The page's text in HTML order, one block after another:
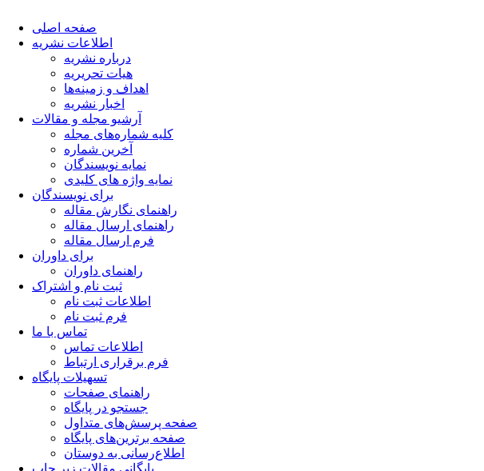
صفحه اصلی
اطلاعات نشریه
درباره نشریه
هیات تحریریه
اهداف و زمینه‌ها
اخبار نشریه
آرشیو مجله و مقالات
کلیه شماره‌های مجله
آخرین شماره
نمایه نویسندگان
نمایه واژه های کلیدی
برای نویسندگان
راهنمای نگارش مقاله
راهنمای ارسال مقاله
فرم ارسال مقاله
برای داوران
راهنمای داوران
ثبت نام و اشتراک
اطلاعات ثبت نام
فرم ثبت نام
تماس با ما
اطلاعات تماس
فرم برقراری ارتباط
تسهیلات پایگاه
راهنمای صفحات
جستجو در پایگاه
صفحه پرسش‌های متداول
صفحه برترین‌های پایگاه
اطلاع‌رسانی به دوستان
بایگانی مقالات زیر چاپ